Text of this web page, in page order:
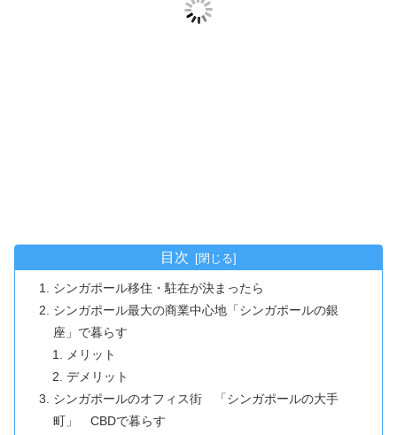
目次
シンガポール移住・駐在が決まったら
シンガポール最大の商業中心地「シンガポールの銀
座」で暮らす
メリット
デメリット
シンガポールのオフィス街 「シンガポールの大手
町」 CBDで暮らす